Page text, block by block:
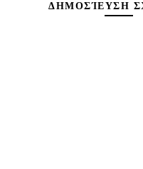
ΔΗΜΟΣΊΕΥΣΗ